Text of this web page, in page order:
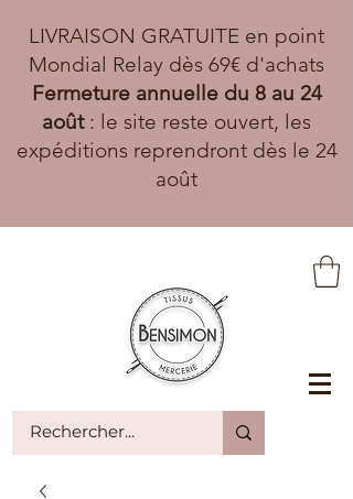
LIVRAISON GRATUITE en point
Mondial Relay dès 69€ d'achats
Fermeture annuelle du 8 au 24
août: le site reste ouvert, les
expéditions reprendront dès le 24
août